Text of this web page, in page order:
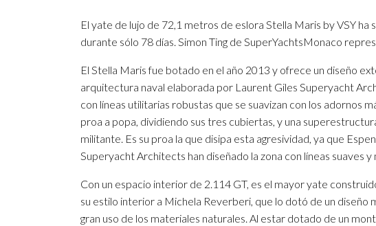
El yate de lujo de 72,1 metros de eslora Stella Maris by VSY
durante sólo 78 días. Simon Ting de SuperYachtsMonaco
El Stella Maris fue botado en el año 2013 y ofrece un diseño
arquitectura naval elaborada por Laurent Giles Superyacht
con líneas utilitarias robustas que se suavizan con los adornos
proa a popa, dividiendo sus tres cubiertas, y una
militante. Es su proa la que disipa esta agresividad, ya que
Superyacht Architects han diseñado la zona con líneas suaves y
Con un espacio interior de 2.114 GT, es el mayor yate
su estilo interior a Michela Reverberi, que lo dotó de un diseño
gran uso de los materiales naturales. Al estar dotado de un